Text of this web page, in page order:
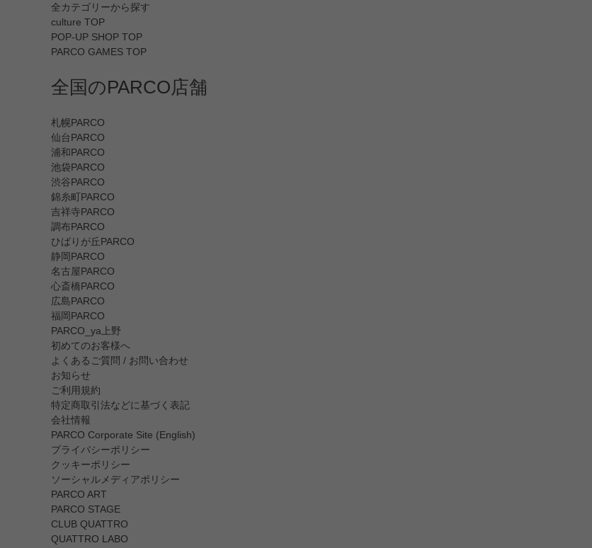
全カテゴリーから探す
culture TOP
POP-UP SHOP TOP
PARCO GAMES TOP
全国のPARCO店舗
札幌PARCO
仙台PARCO
浦和PARCO
池袋PARCO
渋谷PARCO
錦糸町PARCO
吉祥寺PARCO
調布PARCO
ひばりが丘PARCO
静岡PARCO
名古屋PARCO
心斎橋PARCO
広島PARCO
福岡PARCO
PARCO_ya上野
初めてのお客様へ
よくあるご質問 / お問い合わせ
お知らせ
ご利用規約
特定商取引法などに基づく表記
会社情報
PARCO Corporate Site (English)
プライバシーポリシー
クッキーポリシー
ソーシャルメディアポリシー
PARCO ART
PARCO STAGE
CLUB QUATTRO
QUATTRO LABO